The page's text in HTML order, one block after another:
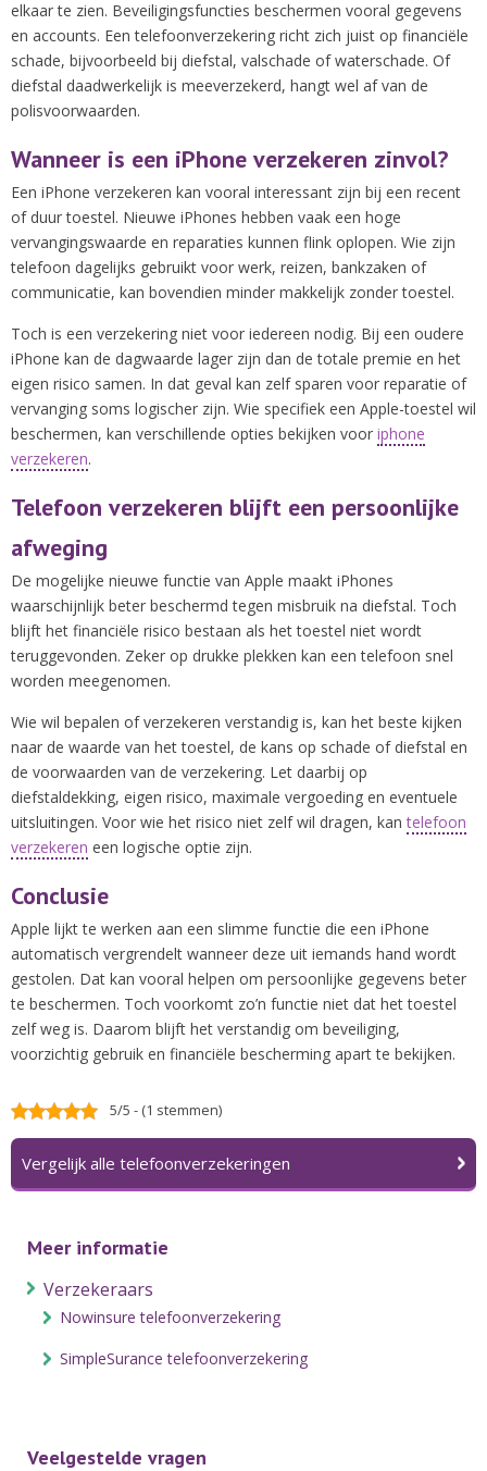
elkaar te zien. Beveiligingsfuncties beschermen vooral gegevens
en accounts. Een telefoonverzekering richt zich juist op financiële
schade, bijvoorbeeld bij diefstal, valschade of waterschade. Of
diefstal daadwerkelijk is meeverzekerd, hangt wel af van de
polisvoorwaarden.
Wanneer is een iPhone verzekeren zinvol?
Een iPhone verzekeren kan vooral interessant zijn bij een recent
of duur toestel. Nieuwe iPhones hebben vaak een hoge
vervangingswaarde en reparaties kunnen flink oplopen. Wie zijn
telefoon dagelijks gebruikt voor werk, reizen, bankzaken of
communicatie, kan bovendien minder makkelijk zonder toestel.
Toch is een verzekering niet voor iedereen nodig. Bij een oudere
iPhone kan de dagwaarde lager zijn dan de totale premie en het
eigen risico samen. In dat geval kan zelf sparen voor reparatie of
vervanging soms logischer zijn. Wie specifiek een Apple-toestel wil
beschermen, kan verschillende opties bekijken voor iphone
verzekeren.
Telefoon verzekeren blijft een persoonlijke
afweging
De mogelijke nieuwe functie van Apple maakt iPhones
waarschijnlijk beter beschermd tegen misbruik na diefstal. Toch
blijft het financiële risico bestaan als het toestel niet wordt
teruggevonden. Zeker op drukke plekken kan een telefoon snel
worden meegenomen.
Wie wil bepalen of verzekeren verstandig is, kan het beste kijken
naar de waarde van het toestel, de kans op schade of diefstal en
de voorwaarden van de verzekering. Let daarbij op
diefstaldekking, eigen risico, maximale vergoeding en eventuele
uitsluitingen. Voor wie het risico niet zelf wil dragen, kantelefoon
verzekeren een logische optie zijn.
Conclusie
Apple lijkt te werken aan een slimme functie die een iPhone
automatisch vergrendelt wanneer deze uit iemands hand wordt
gestolen. Dat kan vooral helpen om persoonlijke gegevens beter
te beschermen. Toch voorkomt zo’n functie niet dat het toestel
zelf weg is. Daarom blijft het verstandig om beveiliging,
voorzichtig gebruik en financiële bescherming apart te bekijken.
5/5 - (1 stemmen)
Vergelijk alle telefoonverzekeringen
Meer informatie
Verzekeraars
Nowinsure telefoonverzekering
SimpleSurance telefoonverzekering
Veelgestelde vragen